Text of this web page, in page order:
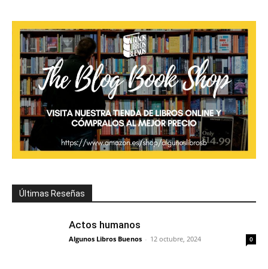
Últimas Reseñas
Actos humanos
Algunos Libros Buenos - 12 octubre, 2024 0